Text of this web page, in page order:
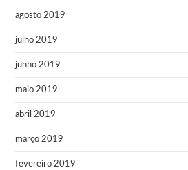
agosto 2019
julho 2019
junho 2019
maio 2019
abril 2019
março 2019
fevereiro 2019